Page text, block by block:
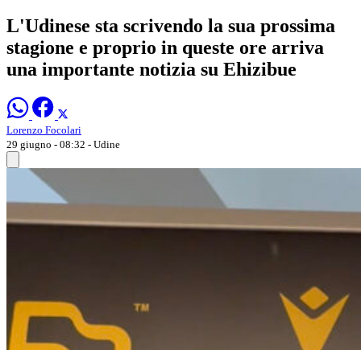
L'Udinese sta scrivendo la sua prossima
stagione e proprio in queste ore arriva
una importante notizia su Ehizibue
Lorenzo Focolari
29 giugno - 08:32 - Udine